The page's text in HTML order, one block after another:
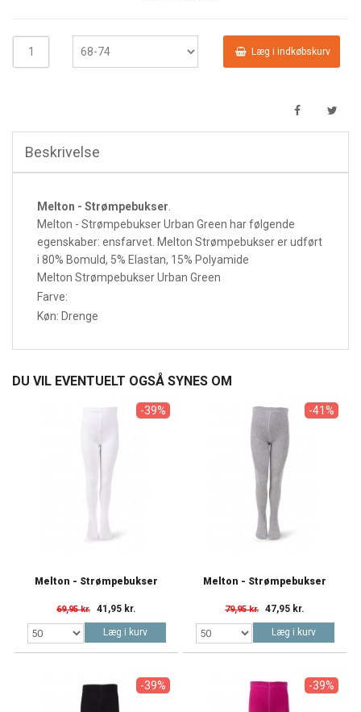
Læg i indkøbskurv
Beskrivelse
Melton - Strømpebukser
Melton - Strømpebukser Urban Green har følgende
egenskaber: ensfarvet. Melton Strømpebukser er udført
i 80% Bomuld, 5% Elastan, 15% Polyamide
Melton Strømpebukser Urban Green
Farve:
Køn: Drenge
DU VIL EVENTUELT OGSÅ SYNES OM
-39%
Melton - Strømpebukser
69,95 kr. 41,95 kr.
Læg i kurv
-41%
Melton - Strømpebukser
79,95 kr. 47,95 kr.
Læg i kurv
-39% -39%